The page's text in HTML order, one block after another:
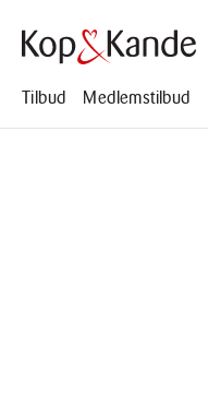
Tilbud
Medlemstilbud